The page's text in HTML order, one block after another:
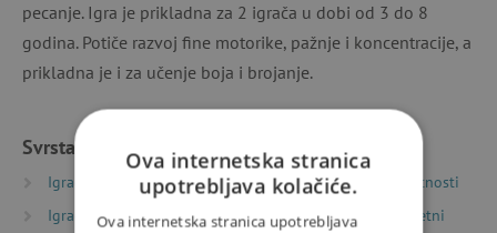
pecanje. Igra je prikladna za 2 igrača u dobi od 3 do 8
godina. Potiče razvoj fine motorike, pažnje i koncentracije, a
prikladna je i za učenje boja i brojanje.
Svrstano u kategorije
Igračke prema vrsti Društvene igre
Igre spretnosti
Igračke prema vrsti
Magnetne igračke
Magnetni
Ova internetska stranica
upotrebljava kolačiće.
Ova internetska stranica upotrebljava